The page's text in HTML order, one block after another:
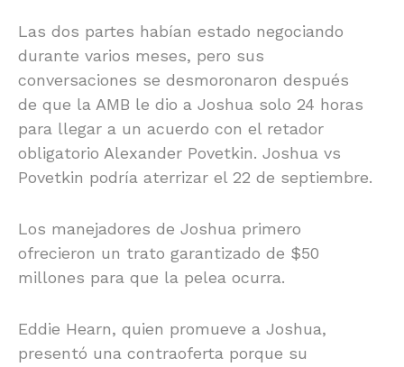
Las dos partes habían estado negociando
durante varios meses, pero sus
conversaciones se desmoronaron después
de que la AMB le dio a Joshua solo 24 horas
para llegar a un acuerdo con el retador
obligatorio Alexander Povetkin. Joshua vs
Povetkin podría aterrizar el 22 de septiembre.
Los manejadores de Joshua primero
ofrecieron un trato garantizado de $50
millones para que la pelea ocurra.
Eddie Hearn, quien promueve a Joshua,
presentó una contraoferta porque su